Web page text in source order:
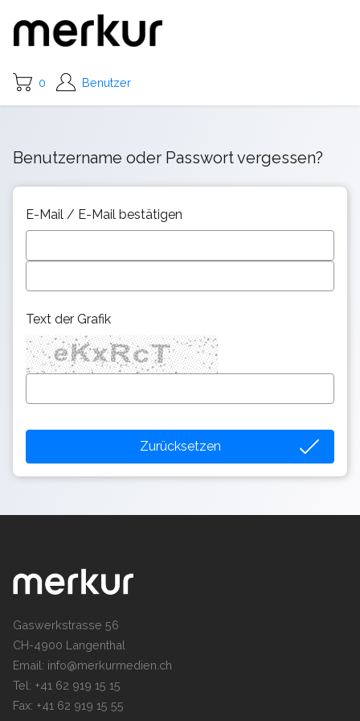
0 Benutzer
Benutzername oder Passwort vergessen?
E-Mail / E-Mail bestätigen
Text der Grafik
Zurücksetzen
Gaswerkstrasse 56
CH-4900 Langenthal
Email: info@merkurmedien.ch
Tel: +41 62 919 15 15
Fax: +41 62 919 15 55